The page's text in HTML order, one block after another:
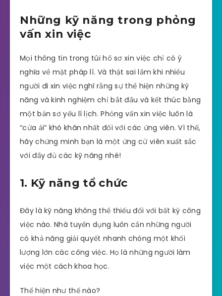
Những kỹ năng trong phỏng
vấn xin việc
Mọi thông tin trong túi hồ sơ xin việc chỉ có ý
nghĩa về mặt pháp lí. Và thật sai lầm khi nhiều
người đi xin việc nghĩ rằng sự thể hiện những kỹ
năng và kinh nghiệm chỉ bắt đầu và kết thúc bằng
một bản sơ yếu lí lịch. Phỏng vấn xin việc luôn là
“cửa ải” khó khăn nhất đối với các ứng viên. Vì thế,
hãy chứng minh bạn là một ứng cử viên xuất sắc
với đầy đủ các kỹ năng nhé!
1. Kỹ năng tổ chức
Đây là kỹ năng không thể thiếu đối với bất kỳ công
việc nào. Nhà tuyển dụng luôn cần những người
có khả năng giải quyết nhanh chóng một khối
lượng lớn các công việc. Họ là những người làm
việc một cách khoa học.
Thể hiện như thế nào?